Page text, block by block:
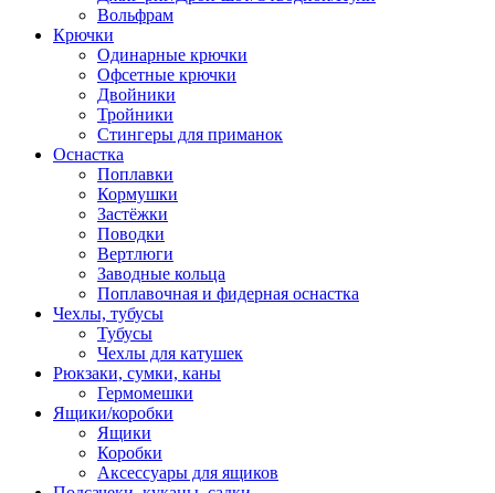
Вольфрам
Крючки
Одинарные крючки
Офсетные крючки
Двойники
Тройники
Стингеры для приманок
Оснастка
Поплавки
Кормушки
Застёжки
Поводки
Вертлюги
Заводные кольца
Поплавочная и фидерная оснастка
Чехлы, тубусы
Тубусы
Чехлы для катушек
Рюкзаки, сумки, каны
Гермомешки
Ящики/коробки
Ящики
Коробки
Аксессуары для ящиков